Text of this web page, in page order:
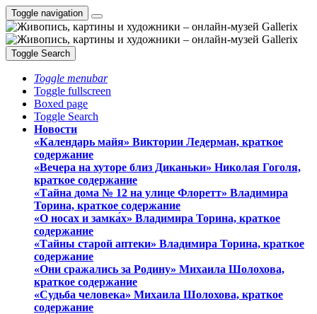
Toggle navigation
Toggle Search
Toggle menubar
Toggle fullscreen
Boxed page
Toggle Search
Новости
«Календарь майя» Виктории Ледерман, краткое
содержание
«Вечера на хуторе близ Диканьки» Николая Гоголя,
краткое содержание
«Тайна дома № 12 на улице Флоретт» Владимира
Торина, краткое содержание
«О носах и замка́х» Владимира Торина, краткое
содержание
«Тайны старой аптеки» Владимира Торина, краткое
содержание
«Они сражались за Родину» Михаила Шолохова,
краткое содержание
«Судьба человека» Михаила Шолохова, краткое
содержание